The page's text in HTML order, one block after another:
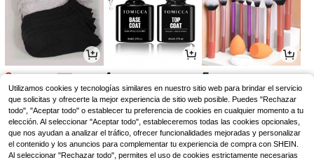
2 4 5
Utilizamos cookies y tecnologías similares en nuestro sitio web para brindar el servicio
que solicitas y ofrecerte la mejor experiencia de sitio web posible. Puedes "Rechazar
todo", "Aceptar todo" o establecer tu preferencia de cookies en cualquier momento a tu
elección. Al seleccionar "Aceptar todo", estableceremos todas las cookies opcionales,
que nos ayudan a analizar el tráfico, ofrecer funcionalidades mejoradas y personalizar
el contenido y los anuncios para complementar tu experiencia de compra con SHEIN.
Al seleccionar "Rechazar todo", permites el uso de cookies estrictamente necesarias